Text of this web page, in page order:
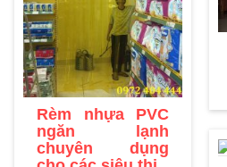
Rèm nhựa PVC
ngăn lạnh
chuyên dụng